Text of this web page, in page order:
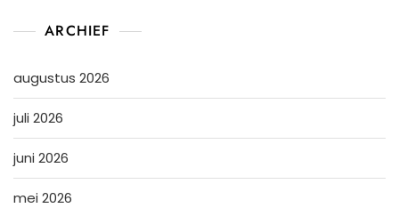
ARCHIEF
augustus 2026
juli 2026
juni 2026
mei 2026